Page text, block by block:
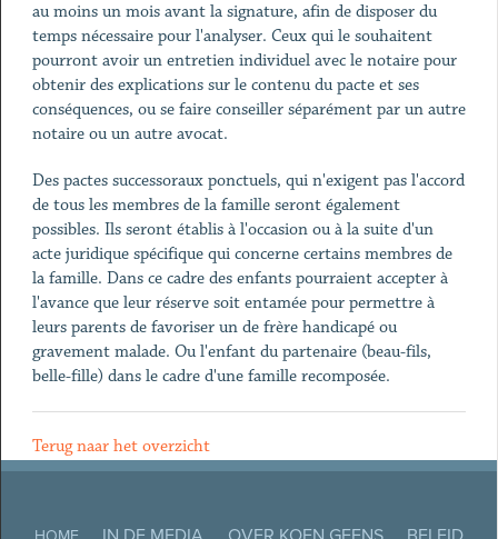
au moins un mois avant la signature, afin de disposer du
temps nécessaire pour l'analyser. Ceux qui le souhaitent
pourront avoir un entretien individuel avec le notaire pour
obtenir des explications sur le contenu du pacte et ses
conséquences, ou se faire conseiller séparément par un autre
notaire ou un autre avocat.
Des pactes successoraux ponctuels, qui n'exigent pas l'accord
de tous les membres de la famille seront également
possibles. Ils seront établis à l'occasion ou à la suite d'un
acte juridique spécifique qui concerne certains membres de
la famille. Dans ce cadre des enfants pourraient accepter à
l'avance que leur réserve soit entamée pour permettre à
leurs parents de favoriser un de frère handicapé ou
gravement malade. Ou l'enfant du partenaire (beau-fils,
belle-fille) dans le cadre d'une famille recomposée.
Terug naar het overzicht